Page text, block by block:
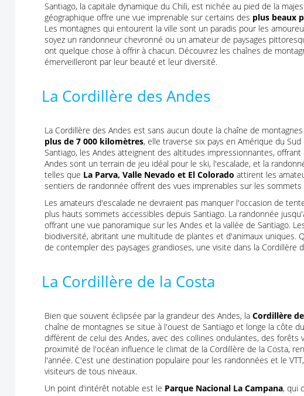
Santiago, la capitale dynamique du Chili, est nichée au pied de la
géographique offre une vue imprenable sur certains des plus beaux
Les montagnes qui entourent la ville sont un paradis pour les
soyez un randonneur chevronné ou un amateur de paysages
ont quelque chose à offrir à chacun. Découvrez les chaînes de
émerveilleront par leur beauté et leur diversité.
La Cordillère des Andes
La Cordillère des Andes est sans aucun doute la chaîne de
plus de 7 000 kilomètres, elle traverse six pays en Amérique du
Santiago, les Andes atteignent des altitudes impressionnantes,
Andes sont un terrain de jeu idéal pour le ski, l'escalade, et la
telles que La Parva, Valle Nevado et El Colorado attirent les
sentiers de randonnée offrent des vues imprenables sur les sommets
Les amateurs d'escalade ne devraient pas manquer l'occasion de
plus hauts sommets accessibles depuis Santiago. La randonnée
offrant une vue panoramique sur les Andes et la vallée de Santiago.
biodiversité, abritant une multitude de plantes et d'animaux uniques.
de contempler des paysages grandioses, une visite dans la Cordillère
La Cordillère de la Costa
Bien que souvent éclipsée par la grandeur des Andes, la Cordillère
chaîne de montagnes se situe à l'ouest de Santiago et longe la côte
différent de celui des Andes, avec des collines ondulantes, des forêts
proximité de l'océan influence le climat de la Cordillère de la Costa,
l'année. C'est une destination populaire pour les randonnées et le
visiteurs de tous niveaux.
Un point d'intérêt notable est le Parque Nacional La Campana, qui